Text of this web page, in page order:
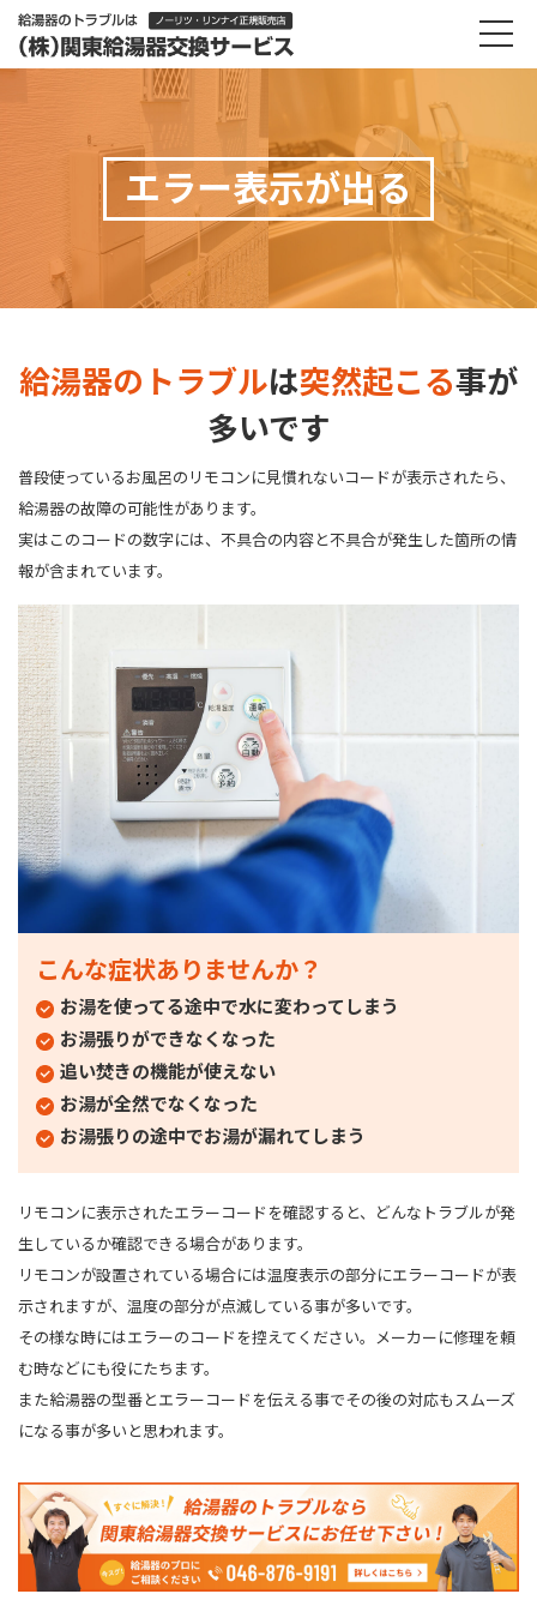
エラー表示が出る
給湯器のトラブルは突然起こる事が
多いです
普段使っているお風呂のリモコンに見慣れないコードが表示されたら、
給湯器の故障の可能性があります。
実はこのコードの数字には、不具合の内容と不具合が発生した箇所の情
報が含まれています。
こんな症状ありませんか？
お湯を使ってる途中で水に変わってしまう
お湯張りができなくなった
追い焚きの機能が使えない
お湯が全然でなくなった
お湯張りの途中でお湯が漏れてしまう
リモコンに表示されたエラーコードを確認すると、どんなトラブルが発
生しているか確認できる場合があります。
リモコンが設置されている場合には温度表示の部分にエラーコードが表
示されますが、温度の部分が点滅している事が多いです。
その様な時にはエラーのコードを控えてください。メーカーに修理を頼
む時などにも役にたちます。
また給湯器の型番とエラーコードを伝える事でその後の対応もスムーズ
になる事が多いと思われます。